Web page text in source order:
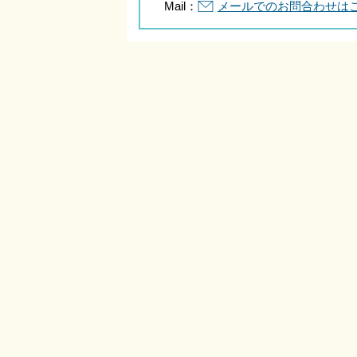
Mail： メールでのお問合わせは